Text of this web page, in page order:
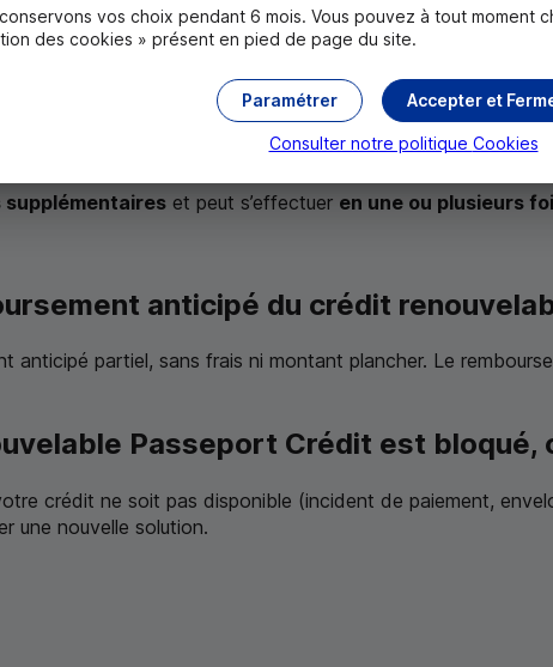
projet pour lequel vous souhaitez un financement
seront transférés sur votre compte !
supplémentaires et peut s’effectuer en une ou plusieurs
anticipé du crédit
anticipé partiel, sans frais ni montant plancher. Le
Passeport Crédit est bloqué,
crédit ne soit pas disponible (incident de paiement,
une nouvelle solution.
vos choix pendant 6 mois. Vous pouvez à tout moment
des cookies » présent en pied de page du site.
Accepter et
Paramétrer
Consulter notre politique Cookies